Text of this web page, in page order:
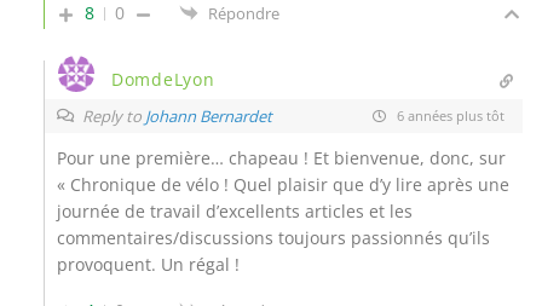
8 0 Répondre
DomdeLyon
Reply to Johann Bernardet 6 années plus tôt
Pour une première… chapeau ! Et bienvenue, donc, sur
« Chronique de vélo ! Quel plaisir que d’y lire après une
journée de travail d’excellents articles et les
commentaires/discussions toujours passionnés qu’ils
provoquent. Un régal !